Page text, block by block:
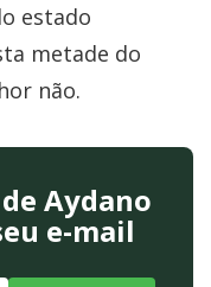
estado
metade do
não.
Aydano
e-mail